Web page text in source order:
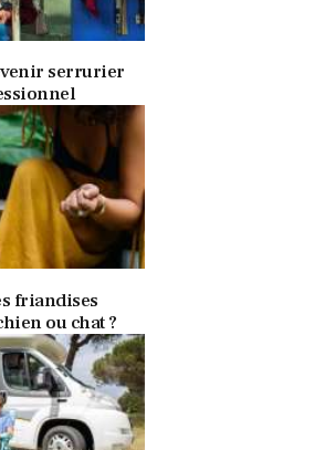
Views
serrurier
Views
friandises
ou chat ?